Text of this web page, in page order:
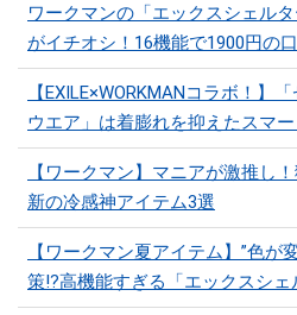
ワークマンの「エックスシェル
がイチオシ！16機能で1900円の
【EXILE×WORKMANコラボ！】
ウエア」は着膨れを抑えたスマ
【ワークマン】マニアが激推し
新の冷感神アイテム3選
【ワークマン夏アイテム】”色が
策!?高機能すぎる「エックスシェ